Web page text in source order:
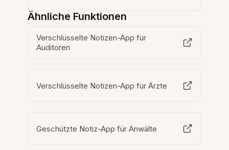
Ähnliche Funktionen
Verschlüsselte Notizen-App für
Auditoren
Verschlüsselte Notizen-App für Ärzte
Geschützte Notiz-App für Anwälte